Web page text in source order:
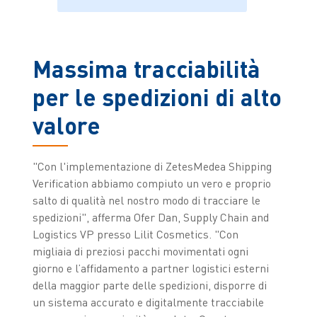
Massima tracciabilità
per le spedizioni di alto
valore
"Con l'implementazione di ZetesMedea Shipping
Verification abbiamo compiuto un vero e proprio
salto di qualità nel nostro modo di tracciare le
spedizioni", afferma Ofer Dan, Supply Chain and
Logistics VP presso Lilit Cosmetics. "Con
migliaia di preziosi pacchi movimentati ogni
giorno e l’affidamento a partner logistici esterni
della maggior parte delle spedizioni, disporre di
un sistema accurato e digitalmente tracciabile